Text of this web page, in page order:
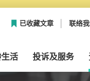
已收藏文章 联络
活 投诉及服务